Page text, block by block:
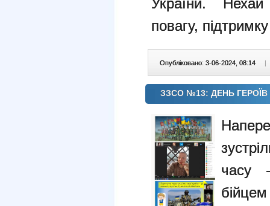
України.
повагу,
Опубліковано: 3-06-2024, 08:14 |
ЗЗСО №13: ДЕНЬ ГЕРОЇВ
часу